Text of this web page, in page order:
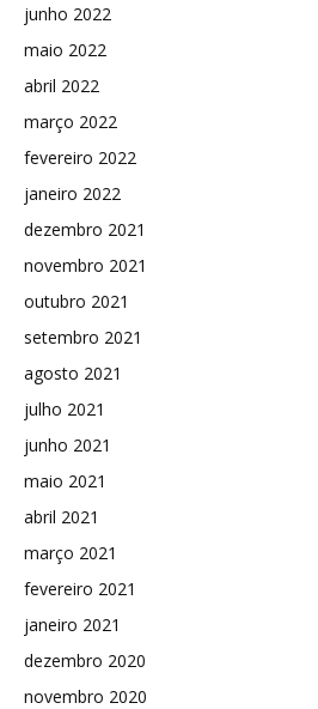
junho 2022
maio 2022
abril 2022
março 2022
fevereiro 2022
janeiro 2022
dezembro 2021
novembro 2021
outubro 2021
setembro 2021
agosto 2021
julho 2021
junho 2021
maio 2021
abril 2021
março 2021
fevereiro 2021
janeiro 2021
dezembro 2020
novembro 2020